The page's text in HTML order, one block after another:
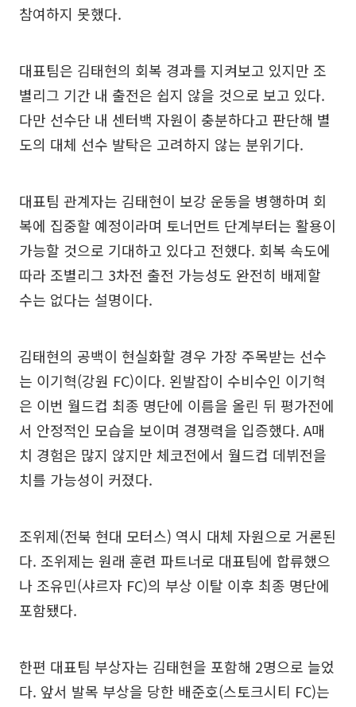
참여하지 못했다.
대표팀은 김태현의 회복 경과를 지켜보고 있지만 조
별리그 기간 내 출전은 쉽지 않을 것으로 보고 있다.
다만 선수단 내 센터백 자원이 충분하다고 판단해 별
도의 대체 선수 발탁은 고려하지 않는 분위기다.
대표팀 관계자는 김태현이 보강 운동을 병행하며 회
복에 집중할 예정이라며 토너먼트 단계부터는 활용이
가능할 것으로 기대하고 있다고 전했다. 회복 속도에
따라 조별리그 3차전 출전 가능성도 완전히 배제할
수는 없다는 설명이다.
김태현의 공백이 현실화할 경우 가장 주목받는 선수
는 이기혁(강원 FC)이다. 왼발잡이 수비수인 이기혁
은 이번 월드컵 최종 명단에 이름을 올린 뒤 평가전에
서 안정적인 모습을 보이며 경쟁력을 입증했다. A매
치 경험은 많지 않지만 체코전에서 월드컵 데뷔전을
치를 가능성이 커졌다.
조위제(전북 현대 모터스) 역시 대체 자원으로 거론된
다. 조위제는 원래 훈련 파트너로 대표팀에 합류했으
나 조유민(샤르자 FC)의 부상 이탈 이후 최종 명단에
포함됐다.
한편 대표팀 부상자는 김태현을 포함해 2명으로 늘었
다. 앞서 발목 부상을 당한 배준호(스토크시티 FC)는